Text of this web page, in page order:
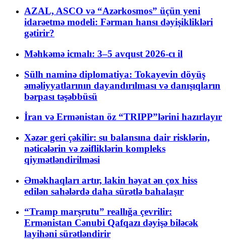
AZAL, ASCO və “Azərkosmos” üçün yeni
idarəetmə modeli: Fərman hansı dəyişiklikləri
gətirir?
Məhkəmə icmalı: 3–5 avqust 2026-cı il
Sülh naminə diplomatiya: Tokayevin döyüş
əməliyyatlarının dayandırılması və danışıqların
bərpası təşəbbüsü
İran və Ermənistan öz “TRIPP”lərini hazırlayır
Xəzər geri çəkilir: su balansına dair risklərin,
nəticələrin və zəifliklərin kompleks
qiymətləndirilməsi
Əməkhaqları artır, lakin həyat ən çox hiss
edilən sahələrdə daha sürətlə bahalaşır
“Tramp marşrutu” reallığa çevrilir:
Ermənistan Cənubi Qafqazı dəyişə biləcək
layihəni sürətləndirir